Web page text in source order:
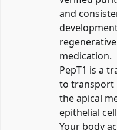
and
regenerative
medication.
PepT1 is a
to transport
the apical
epithelial
Your body